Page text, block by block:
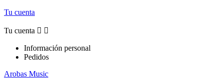
Tu cuenta
Tu cuenta  
Información personal
Pedidos
Arobas Music